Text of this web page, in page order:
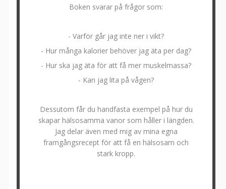
Boken svarar på frågor som:
- Varför går jag inte ner i vikt?
- Hur många kalorier behöver jag äta per dag?
- Hur ska jag äta för att få mer muskelmassa?
- Kan jag lita på vågen?
Dessutom får du handfasta exempel på hur du
skapar hälsosamma vanor som håller i längden.
Jag delar även med mig av mina egna
framgångsrecept för att få en hälsosam och
stark kropp.